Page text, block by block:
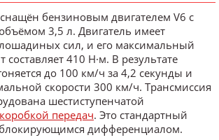
бензиновым двигателем V6 с
3,5 л. Двигатель имеет
сил, и его максимальный
410 Н·м. В результате
до 100 км/ч за 4,2 секунды и
скорости 300 км/ч. Трансмиссия
шестиступенчатой
передач. Это стандартный
дифференциалом.